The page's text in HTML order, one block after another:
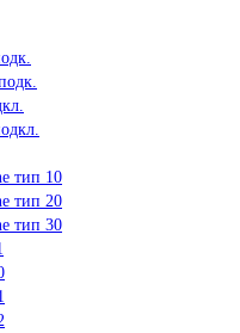
тип 10
тип 20
тип 30